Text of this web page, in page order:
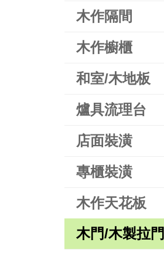
木作隔間
木作櫥櫃
和室/木地板
爐具流理台
店面裝潢
專櫃裝潢
木作天花板
木門/木製拉門